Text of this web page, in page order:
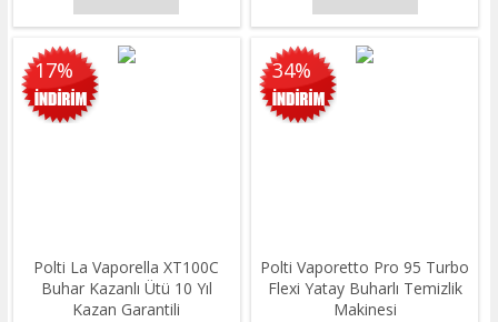
17%
Polti La Vaporella XT100C
Buhar Kazanlı Ütü 10 Yıl
Kazan Garantili
34%
Polti Vaporetto Pro 95 Turbo
Flexi Yatay Buharlı Temizlik
Makinesi